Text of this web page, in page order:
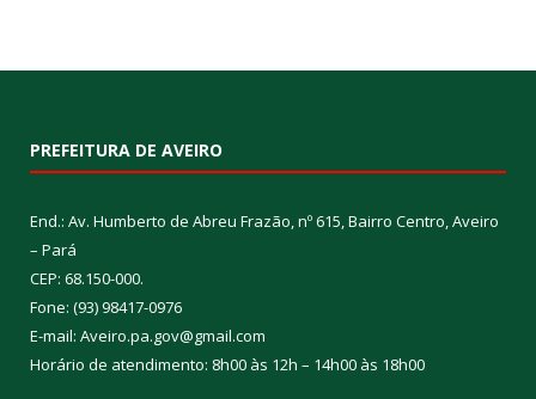
PREFEITURA DE AVEIRO
End.: Av. Humberto de Abreu Frazão, nº 615, Bairro Centro, Aveiro
– Pará
CEP: 68.150-000.
Fone: (93) 98417-0976
E-mail: Aveiro.pa.gov@gmail.com
Horário de atendimento: 8h00 às 12h – 14h00 às 18h00